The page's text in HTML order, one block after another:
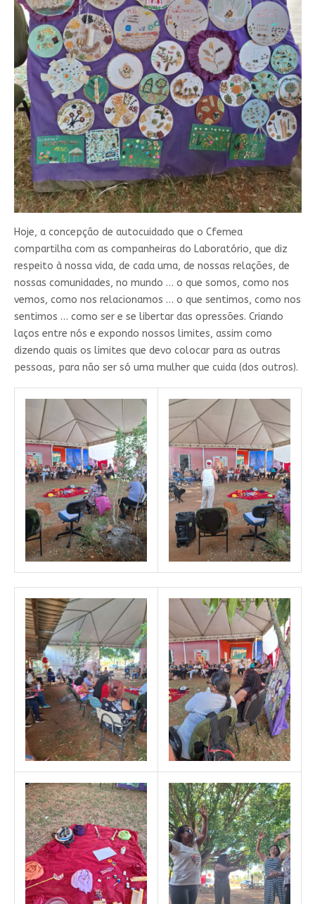
Hoje, a concepção de autocuidado que o Cfemea
compartilha com as companheiras do Laboratório, que diz
respeito à nossa vida, de cada uma, de nossas relações, de
nossas comunidades, no mundo … o que somos, como nos
vemos, como nos relacionamos … o que sentimos, como nos
sentimos … como ser e se libertar das opressões. Criando
laços entre nós e expondo nossos limites, assim como
dizendo quais os limites que devo colocar para as outras
pessoas, para não ser só uma mulher que cuida (dos outros).